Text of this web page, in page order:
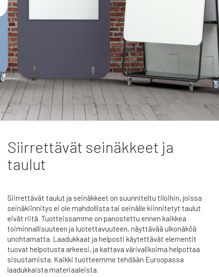
Siirrettävät seinäkkeet ja
taulut
Siirrettävät taulut ja seinäkkeet on suunniteltu tiloihin, joissa
seinäkiinnitys ei ole mahdollista tai seinälle kiinnitetyt taulut
eivät riitä. Tuotteissamme on panostettu ennen kaikkea
toiminnallisuuteen ja luotettavuuteen, näyttävää ulkonäköä
unohtamatta. Laadukkaat ja helposti käytettävät elementit
tuovat helpotusta arkeesi, ja kattava värivalikoima helpottaa
sisustamista. Kaikki tuotteemme tehdään Euroopassa
laadukkaista materiaaleista.